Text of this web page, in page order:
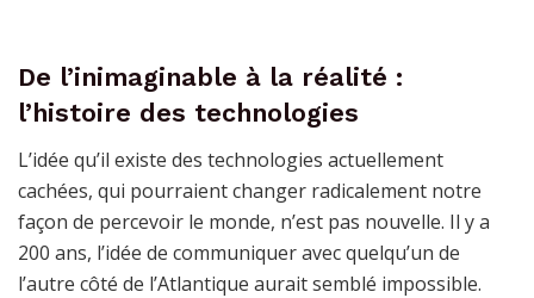
De l’inimaginable à la réalité :
l’histoire des technologies
L’idée qu’il existe des technologies actuellement
cachées, qui pourraient changer radicalement notre
façon de percevoir le monde, n’est pas nouvelle. Il y a
200 ans, l’idée de communiquer avec quelqu’un de
l’autre côté de l’Atlantique aurait semblé impossible.